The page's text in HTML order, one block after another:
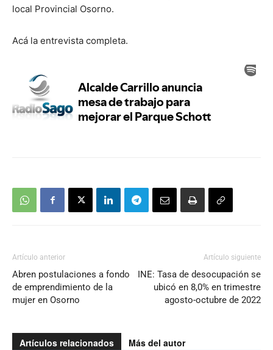
local Provincial Osorno.
Acá la entrevista completa.
Artículo anterior
Abren postulaciones a fondo
de emprendimiento de la
mujer en Osorno
Artículo siguiente
INE: Tasa de desocupación se
ubicó en 8,0% en trimestre
agosto-octubre de 2022
Artículos relacionados Más del autor